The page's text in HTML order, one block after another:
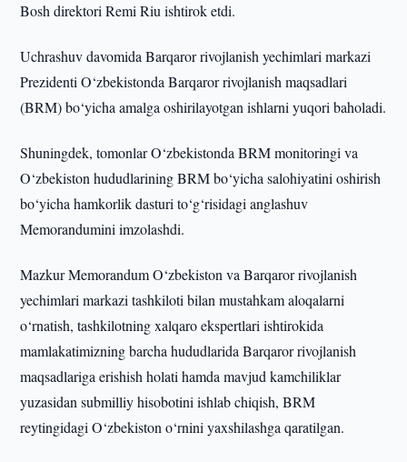
Bosh direktori Remi Riu ishtirok etdi.
Uchrashuv davomida Barqaror rivojlanish yechimlari markazi
Prezidenti O‘zbekistonda Barqaror rivojlanish maqsadlari
(BRM) bo‘yicha amalga oshirilayotgan ishlarni yuqori baholadi.
Shuningdek, tomonlar O‘zbekistonda BRM monitoringi va
O‘zbekiston hududlarining BRM bo‘yicha salohiyatini oshirish
bo‘yicha hamkorlik dasturi to‘g‘risidagi anglashuv
Memorandumini imzolashdi.
Mazkur Memorandum O‘zbekiston va Barqaror rivojlanish
yechimlari markazi tashkiloti bilan mustahkam aloqalarni
o‘rnatish, tashkilotning xalqaro ekspertlari ishtirokida
mamlakatimizning barcha hududlarida Barqaror rivojlanish
maqsadlariga erishish holati hamda mavjud kamchiliklar
yuzasidan submilliy hisobotini ishlab chiqish, BRM
reytingidagi O‘zbekiston o‘rnini yaxshilashga qaratilgan.